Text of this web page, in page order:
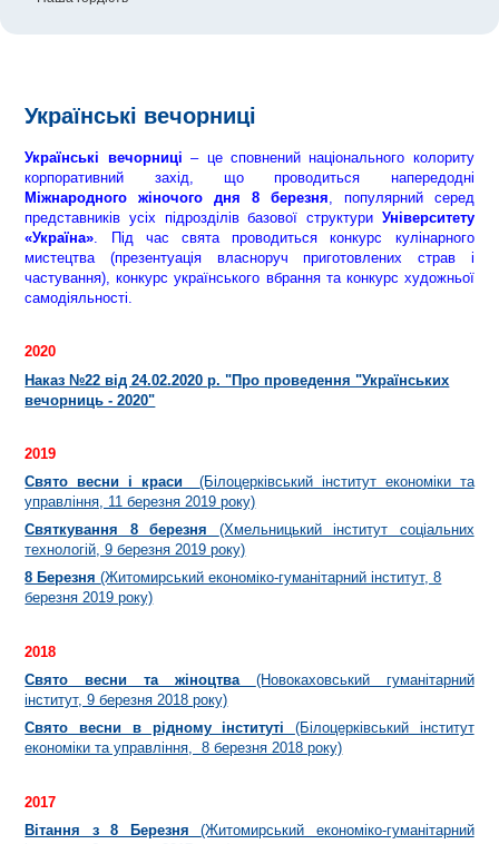
Українські вечорниці
Українські вечорниці – це сповнений національного колориту
корпоративний захід, що проводиться напередодні
Міжнародного жіночого дня 8 березня , популярний серед
представників усіх підрозділів базової структури Університету
«Україна» . Під час свята проводиться конкурс кулінарного
мистецтва (презентуація власноруч приготовлених страв і
частування), конкурс українського вбрання та конкурс художньої
самодіяльності.
2020
Наказ №22 від 24.02.2020 р. "Про проведення "Українських
вечорниць - 2020"
2019
Свято весни і краси(Білоцерківський інститут економіки та
управління, 11 березня 2019 року)
Святкування 8 березня (Хмельницький інститут соціальних
технологій, 9 березня 2019 року)
8 Березня(Житомирський економіко-гуманітарний інститут, 8
березня 2019 року)
2018
Свято весни та жіноцтва (Новокаховський гуманітарний
інститут, 9 березня 2018 року)
Свято весни в рідному інституті (Білоцерківський інститут
економіки та управління, 8 березня 2018 року)
2017
Вітання з 8 Березня(Житомирський економіко-гуманітарний